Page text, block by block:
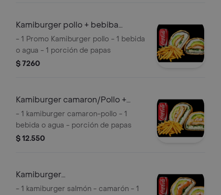
Kamiburger pollo + bebiba
+papas
- 1 Promo Kamiburger pollo - 1 bebida
o agua - 1 porción de papas
$ 7260
Kamiburger camaron/Pollo +
Bebida + papa
- 1 kamiburger camaron-pollo - 1
bebida o agua - porción de papas
$ 12.550
Kamiburger
camarón/Salmón+bebida+papas
- 1 kamiburger salmón - camarón - 1